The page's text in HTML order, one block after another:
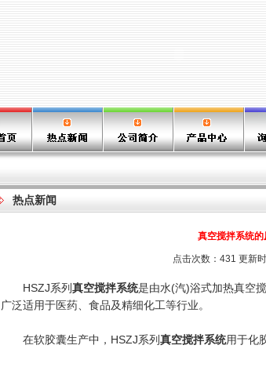
热点新闻
真空搅拌系统的
点击次数：431 更新
HSZJ系列真空搅拌系统是由水(汽)浴式加热真空
广泛适用于医药、食品及精细化工等行业。
在软胶囊生产中，HSZJ系列真空搅拌系统用于化